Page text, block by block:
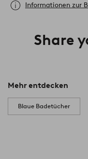
Informationen zur
Share
Mehr entdecken
Blaue Badetücher